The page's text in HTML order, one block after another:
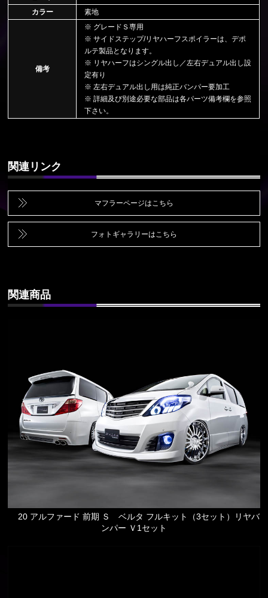
カラー
素地
備考
※ グレードＳ専用
※ サイドステップ/リヤハーフスポイラーは、デポ
ルテ製品となります。
※ リヤハーフはシングル出し／左右デュアル出し設
定有り
※ 左右デュアル出し用は純正バンパー要加工
※ 詳細及び別途必要な部品は各パーツ備考欄を参照
下さい。
関連リンク
マフラーページはこちら
フォトギャラリーはこちら
関連商品
20 アルファード 前期 Ｓ ベルタ フルキット（3セット）リヤバ
ンパー Ｖ1セット